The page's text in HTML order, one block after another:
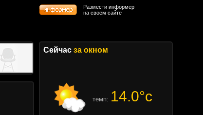
Размести информер
на своем сайте
Сейчас за окном
темп: 14.0°c